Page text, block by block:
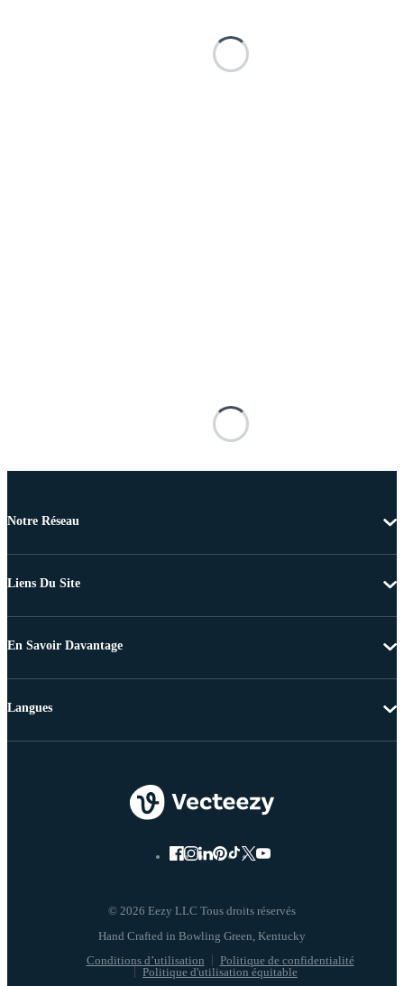
Notre Réseau
Liens Du Site
En Savoir Davantage
© 2026 Eezy LLC Tous droits réservés
Conditions d’utilisation
Politique de confidentialité
Politique d'utilisation équitable
Langues